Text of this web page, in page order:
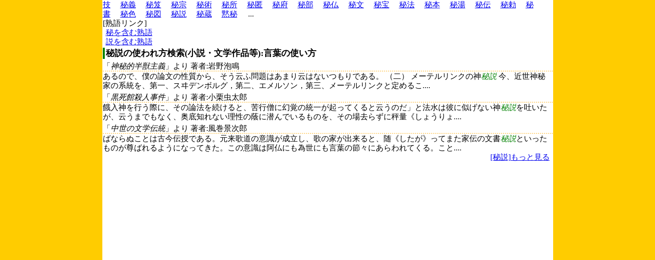
技
秘義 秘笈 秘宗 秘術 秘所 秘匿 秘府 秘部 秘仏 秘文 秘宝 秘法 秘本 秘湯 秘伝 秘勅
秘
書
秘色 秘図 秘説 秘蔵 黙秘
...
[熟語リンク]
秘を含む熟語
説を含む熟語
秘説の使われ方検索(小説・文学作品等):言葉の使い方
「 神秘的半獣主義」より 著者:岩野泡鳴
あるので、僕の論文の性質から、そう云ふ問題はあまり云はないつもりである。 （二） メーテルリンクの神秘説今、近世神秘
家の系統を、第一、スヰデンボルグ，第二、エメルソン，第三、メーテルリンクと定めるこ....
「 黒死館殺人事件」より 著者:小栗虫太郎
餓入神を行う際に、その論法を続けると、苦行僧に幻覚の統一が起ってくると云うのだ」と法水は彼に似げない神秘説を吐いた
が、云うまでもなく、奥底知れない理性の蔭に潜んでいるものを、その場去らずに秤量《しょうりょ....
「 中世の文学伝統」より 著者:風巻景次郎
ばならぬことは古今伝授である。元来歌道の意識が成立し、歌の家が出来ると、随《したが》ってまた家伝の文書秘説といった
ものが尊ばれるようになってきた。この意識は阿仏にも為世にも言葉の節々にあらわれてくる。こと....
[秘説]もっと見る